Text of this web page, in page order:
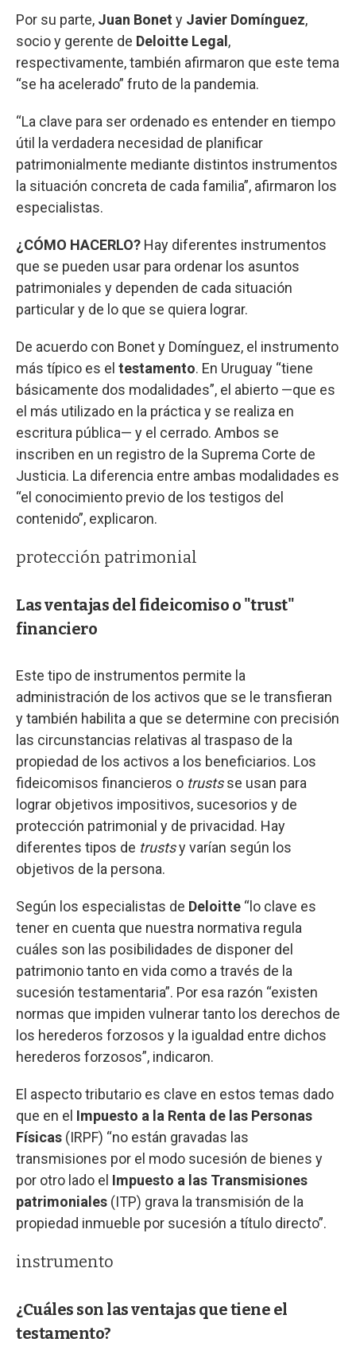
Por su parte, Juan Bonet y Javier Domínguez,
socio y gerente de Deloitte Legal,
respectivamente, también afirmaron que este tema
“se ha acelerado” fruto de la pandemia.
“La clave para ser ordenado es entender en tiempo
útil la verdadera necesidad de planificar
patrimonialmente mediante distintos instrumentos
la situación concreta de cada familia”, afirmaron los
especialistas.
¿CÓMO HACERLO? Hay diferentes instrumentos
que se pueden usar para ordenar los asuntos
patrimoniales y dependen de cada situación
particular y de lo que se quiera lograr.
De acuerdo con Bonet y Domínguez, el instrumento
más típico es el testamento. En Uruguay “tiene
básicamente dos modalidades”, el abierto —que es
el más utilizado en la práctica y se realiza en
escritura pública— y el cerrado. Ambos se
inscriben en un registro de la Suprema Corte de
Justicia. La diferencia entre ambas modalidades es
“el conocimiento previo de los testigos del
contenido”, explicaron.
protección patrimonial
Las ventajas del fideicomiso o "trust"
financiero
Este tipo de instrumentos permite la
administración de los activos que se le transfieran
y también habilita a que se determine con precisión
las circunstancias relativas al traspaso de la
propiedad de los activos a los beneficiarios. Los
fideicomisos financieros o trustsse usan para
lograr objetivos impositivos, sucesorios y de
protección patrimonial y de privacidad. Hay
diferentes tipos de trustsy varían según los
objetivos de la persona.
Según los especialistas de Deloitte “lo clave es
tener en cuenta que nuestra normativa regula
cuáles son las posibilidades de disponer del
patrimonio tanto en vida como a través de la
sucesión testamentaria”. Por esa razón “existen
normas que impiden vulnerar tanto los derechos de
los herederos forzosos y la igualdad entre dichos
herederos forzosos”, indicaron.
El aspecto tributario es clave en estos temas dado
que en el Impuesto a la Renta de las Personas
Físicas (IRPF) “no están gravadas las
transmisiones por el modo sucesión de bienes y
por otro lado el Impuesto a las Transmisiones
patrimoniales (ITP) grava la transmisión de la
propiedad inmueble por sucesión a título directo”.
instrumento
¿Cuáles son las ventajas que tiene el
testamento?